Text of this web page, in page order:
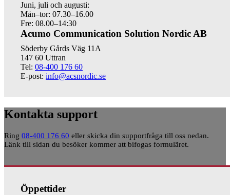
Juni, juli och augusti:
Mån–tor: 07.30–16.00
Fre: 08.00–14:30
Acumo Communication Solution Nordic AB
Söderby Gårds Väg 11A
147 60 Uttran
Tel: 08-400 176 60
E-post: info@acsnordic.se
Kontakta support
Ring 08-400 176 60 eller skicka din supportfråga till oss nedan.
Länk till sidan du besöker kommer att bifogas formuläret.
Öppettider